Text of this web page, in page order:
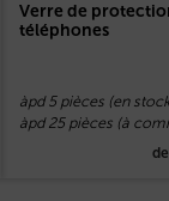
Verre de
téléphones
àpd 5 pièces (en
àpd 25 pièces (à